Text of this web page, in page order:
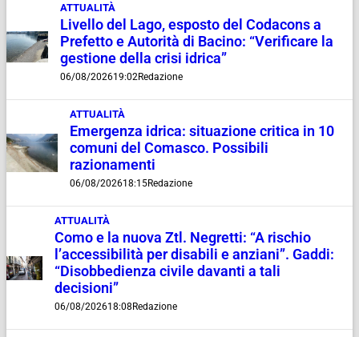
ATTUALITÀ
Livello del Lago, esposto del Codacons a
Prefetto e Autorità di Bacino: “Verificare la
gestione della crisi idrica”
06/08/202619:02Redazione
ATTUALITÀ
Emergenza idrica: situazione critica in 10
comuni del Comasco. Possibili
razionamenti
06/08/202618:15Redazione
ATTUALITÀ
Como e la nuova Ztl. Negretti: “A rischio
l’accessibilità per disabili e anziani”. Gaddi:
“Disobbedienza civile davanti a tali
decisioni”
06/08/202618:08 Redazione